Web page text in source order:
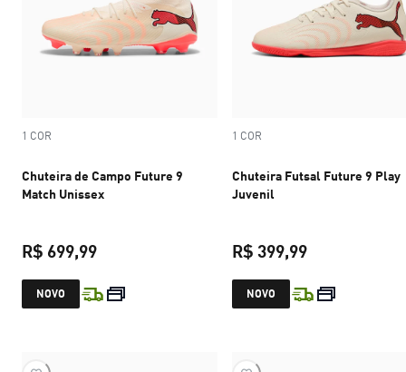
1 COR
Chuteira de Campo Future 9
Match Unissex
R$ 699,99
preço atual R$ 699,99
NOVO
1 COR
Chuteira Futsal Future 9 Play
Juvenil
R$ 399,99
preço atual
NOVO